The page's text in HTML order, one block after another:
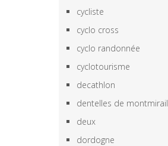
cycliste
cyclo cross
cyclo randonnée
cyclotourisme
decathlon
dentelles de montmirail
deux
dordogne